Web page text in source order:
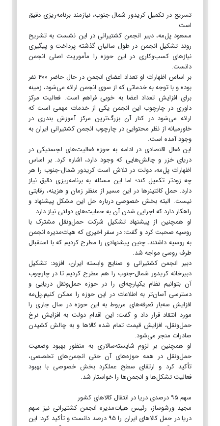
تسریع در تکمیل کریدور شمال-جنوب، نیازمند برنامه‌ریزی دقیق
است
مسعود پل‌مه، دبیر انجمن کشتیرانی در این نشست به تشریح
روند تشکیل انجمن در طول سالیان گذشته پرداخت و پیگیری
نیازهای کسب‌وکاری در این حوزه را مأموریت اصلی انجمن
دانست.
بر اساس اظهارات او تعداد اعضای انجمن در حال حاضر ۴۰۰ نفر
بوده و با توجه به خدماتی که از سوی انجمن ارائه می‌شود، زمینه
برای افزایش تعداد اعضا به خوبی فراهم است. فعالیت مرکز
داوری در چارچوب این انجمن یکی از خدمات مهمی است که
ارائه می‌شود در کنار آن بزرگ‌ترین مرکز آموزش بندری در
خاورمیانه از نظر محتوایی در چارچوب انجمن کشتیرانی ایران به
وجود آمده است.
این فعال اقتصادی در ادامه به حوزه فعالیت‌های لجستیکی در
دریای خزر و چالش‌هایی که وجود دارد، اشاره کرد. بر اساس
اظهارات پل‌مه، دولت در تلاش است کریدور شمال-جنوب را هر
چه زودتر تکمیل کند؛ اما این مسئله به برنامه‌ریزی دقیق نیاز
دارد. حمل کانتینرها در این مسیر از منظر زمان و هزینه، رقابتی
نیست. البته بخش خصوصی درباره حل این مشکل پیشنهاد و
راهکار دارد که اجرایی شدن آن به حمایت‌های دولتی نیاز دارد.
او همچنین از پیشنهاد تشکیل شرکت حمل‌ونقل مشترک با
روسیه صحبت کرد و گفت: در سفر اخیری که هیات‌مدیره انجمن
به روسیه داشتند، چنین پیشنهادی را مطرح کردیم که با استقبال
طرف روسی مواجه شد.
دبیر انجمن کشتیرانی و صنایع وابسته ایران، افزود: تشکیل
دبیرخانه کریدور شمال-جنوب را هم مطرح کردیم تا در چارچوب
آن بتوانیم نظام یکپارچه‌ای را در حوزه حمل‌ونقل دریایی و
دسترسی آسان‌تر به اطلاعات در این حوزه را ممکن کنیم.پل‌مه
افزایش سه‌بار تعرفه‌های مربوط به این حوزه در سال جاری را
مورد انتقاد قرار داد و گفت: این اقدام دولت به افزایش نرخ
حمل‌ونقل، افزایش قیمت تمام شده کالاها و به چالش کشیدن
صادرات منجر می‌شود.
او همچنین بر لزوم شایسته‌سالاری به منظور بهبود وضعیت
حمل‌ونقل در همه حوزه‌های آن حتی انجمن‌های تخصصی،
تأکید کرد و ارتقای سطح عملکرد بخش خصوصی با بهبود
فعالیت تشکل‌ها و انجمن‌ها را خواستار شد.
سهم ۹۵ درصدی دریا در انتقال کالاهای کشور
مجید ورشوساز، رئیس هیات‌مدیره انجمن کشتیرانی نیز سهم
دریا در حمل کالاهای ایران را ۹۵ درصد دانست و تأکید کرد: این